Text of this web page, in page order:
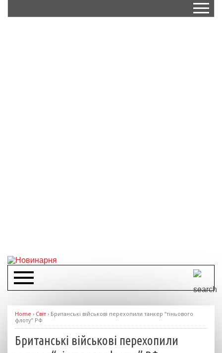
Home › Світ › Британські військові перехопили танкер “тіньового
флоту” РФ
Британські військові перехопили